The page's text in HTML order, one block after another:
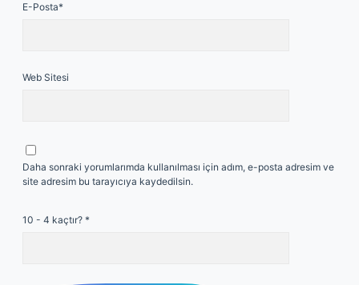
E-Posta*
Web Sitesi
Daha sonraki yorumlarımda kullanılması için adım, e-posta adresim ve
site adresim bu tarayıcıya kaydedilsin.
10 - 4 kaçtır? *